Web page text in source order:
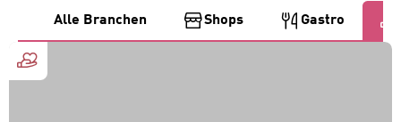
Alle Branchen Shops Gastro